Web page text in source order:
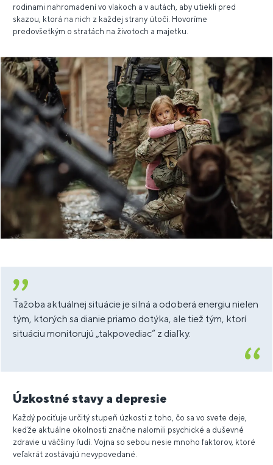
rodinami nahromadení vo vlakoch a v autách, aby utiekli pred
skazou, ktorá na nich z každej strany útočí. Hovoríme
predovšetkým o stratách na životoch a majetku.
Ťažoba aktuálnej situácie je silná a odoberá energiu nielen
tým, ktorých sa dianie priamo dotýka, ale tiež tým, ktorí
situáciu monitorujú „takpovediac“ z diaľky.
Úzkostné stavy a depresie
Každý pociťuje určitý stupeň úzkosti z toho, čo sa vo svete deje,
keďže aktuálne okolnosti značne nalomili psychické a duševné
zdravie u väčšiny ľudí. Vojna so sebou nesie mnoho faktorov, ktoré
veľakrát zostávajú nevypovedané.